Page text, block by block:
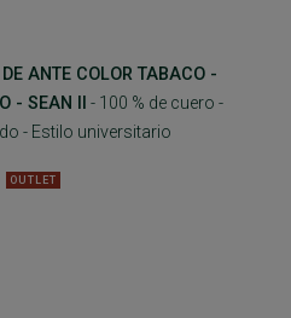
ANTE COLOR TABACO -
- SEAN II
- 100 % de cuero -
- Estilo universitario
OUTLET